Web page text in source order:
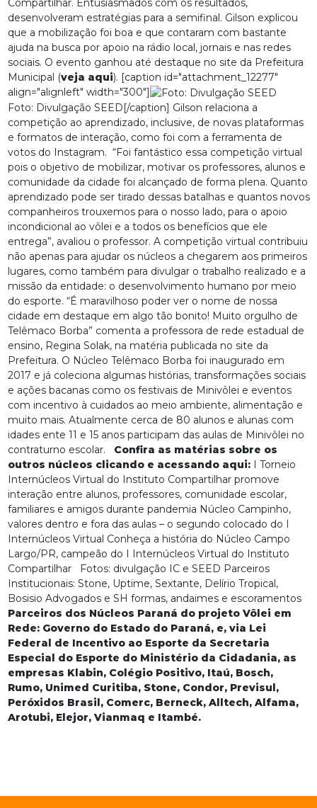
Compartilhar. Entusiasmados com os resultados,
desenvolveram estratégias para a semifinal. Gilson explicou
que a mobilização foi boa e que contaram com bastante
ajuda na busca por apoio na rádio local, jornais e nas redes
sociais. O evento ganhou até destaque no site da Prefeitura
Municipal (veja aqui). [caption id="attachment_12277"
align="alignleft" width="300"]
Foto: Divulgação SEED[/caption] Gilson relaciona a
competição ao aprendizado, inclusive, de novas plataformas
e formatos de interação, como foi com a ferramenta de
votos do Instagram. “Foi fantástico essa competição virtual
pois o objetivo de mobilizar, motivar os professores, alunos e
comunidade da cidade foi alcançado de forma plena. Quanto
aprendizado pode ser tirado dessas batalhas e quantos novos
companheiros trouxemos para o nosso lado, para o apoio
incondicional ao vôlei e a todos os benefícios que ele
entrega”, avaliou o professor. A competição virtual contribuiu
não apenas para ajudar os núcleos a chegarem aos primeiros
lugares, como também para divulgar o trabalho realizado e a
missão da entidade: o desenvolvimento humano por meio
do esporte. “É maravilhoso poder ver o nome de nossa
cidade em destaque em algo tão bonito! Muito orgulho de
Telêmaco Borba” comenta a professora de rede estadual de
ensino, Regina Solak, na matéria publicada no site da
Prefeitura. O Núcleo Telêmaco Borba foi inaugurado em
2017 e já coleciona algumas histórias, transformações sociais
e ações bacanas como os festivais de Minivôlei e eventos
com incentivo à cuidados ao meio ambiente, alimentação e
muito mais. Atualmente cerca de 80 alunos e alunas com
idades ente 11 e 15 anos participam das aulas de Minivôlei no
contraturno escolar. Confira as matérias sobre os
outros núcleos clicando e acessando aqui: I Torneio
Internúcleos Virtual do Instituto Compartilhar promove
interação entre alunos, professores, comunidade escolar,
familiares e amigos durante pandemia Núcleo Campinho,
valores dentro e fora das aulas – o segundo colocado do I
Internúcleos Virtual Conheça a história do Núcleo Campo
Largo/PR, campeão do I Internúcleos Virtual do Instituto
CompartilharFotos: divulgação IC e SEED Parceiros
Institucionais: Stone, Uptime, Sextante, Delírio Tropical,
Bosisio Advogados e SH formas, andaimes e escoramentos
Parceiros dos Núcleos Paraná do projeto Vôlei em
Rede: Governo do Estado do Paraná, e, via Lei
Federal de Incentivo ao Esporte da Secretaria
Especial do Esporte do Ministério da Cidadania, as
empresas Klabin, Colégio Positivo, Itaú, Bosch,
Rumo, Unimed Curitiba, Stone, Condor, Previsul,
Peróxidos Brasil, Comerc, Berneck, Alltech, Alfama,
Arotubi, Elejor, Vianmaq e Itambé.